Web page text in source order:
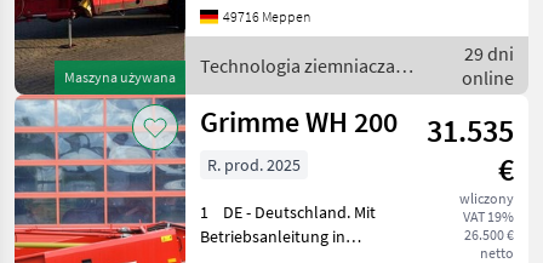
Maszyna używana
durchschn. 80 mm (0040)
Gelenkwelle 1 3/4" mit 20
Zähnen (0050) Antrieb mit
49716 Meppen
Technologia ziemniaczana
/ Grimme
29 dni
online
Grimme WH 200
31.535
€
wliczony
VAT 19%
26.500 €
netto
R. prod. 2025
1 DE - Deutschland. Mit
Betriebsanleitung in